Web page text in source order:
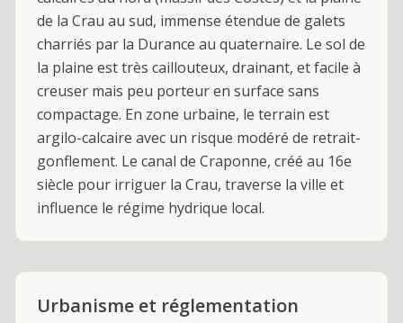
de la Crau au sud, immense étendue de galets
charriés par la Durance au quaternaire. Le sol de
la plaine est très caillouteux, drainant, et facile à
creuser mais peu porteur en surface sans
compactage. En zone urbaine, le terrain est
argilo-calcaire avec un risque modéré de retrait-
gonflement. Le canal de Craponne, créé au 16e
siècle pour irriguer la Crau, traverse la ville et
influence le régime hydrique local.
Urbanisme et réglementation